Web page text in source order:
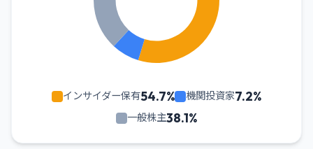
インサイダー保有54.7% 機関投資家7.2%
一般株主38.1%